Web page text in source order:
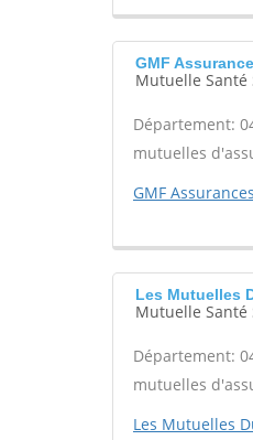
GMF
Mutuelle Santé
Département:
mutuelles
GMF Assurances
Les Mutuelles
Mutuelle Santé
Département:
mutuelles
Les Mutuelles